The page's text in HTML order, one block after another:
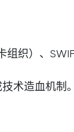
织）、
术造血机制。